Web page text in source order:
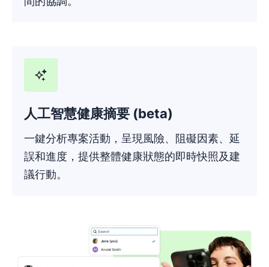
人工智慧健康摘要 (beta)
一鍵分析專案活動，呈現風險、阻礙因素、延
誤和進度，提供整體健康狀態的即時快照及建
議行動。